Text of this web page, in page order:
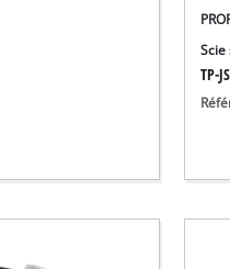
Scie
TP-